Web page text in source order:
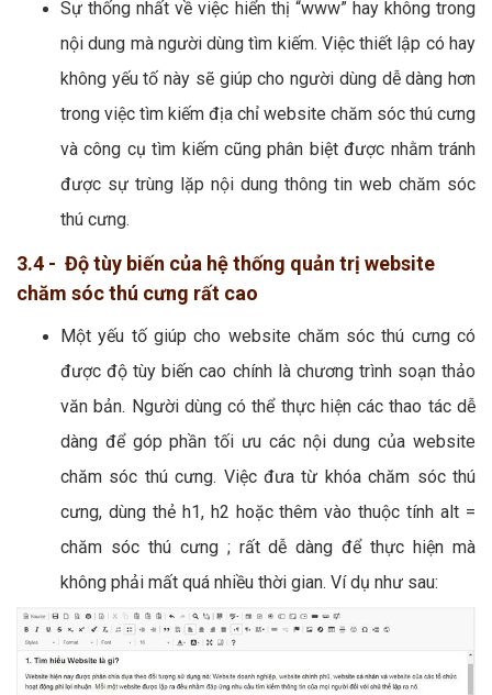
Sự thống nhất về việc hiển thị “www” hay không trong
nội dung mà người dùng tìm kiếm. Việc thiết lập có hay
không yếu tố này sẽ giúp cho người dùng dễ dàng hơn
trong việc tìm kiếm địa chỉ website chăm sóc thú cưng
và công cụ tìm kiếm cũng phân biệt được nhằm tránh
được sự trùng lặp nội dung thông tin web chăm sóc
thú cưng.
3.4 - Độ tùy biến của hệ thống quản trị website
chăm sóc thú cưng rất cao
Một yếu tố giúp cho website chăm sóc thú cưng có
được độ tùy biến cao chính là chương trình soạn thảo
văn bản. Người dùng có thể thực hiện các thao tác dễ
dàng để góp phần tối ưu các nội dung của website
chăm sóc thú cưng. Việc đưa từ khóa chăm sóc thú
cưng, dùng thẻ h1, h2 hoặc thêm vào thuộc tính alt =
chăm sóc thú cưng ; rất dễ dàng để thực hiện mà
không phải mất quá nhiều thời gian. Ví dụ như sau: